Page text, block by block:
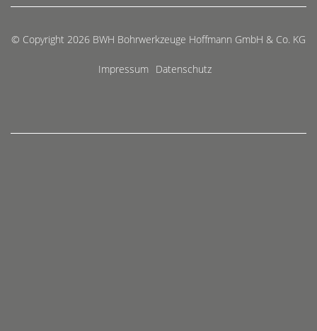
© Copyright 2026 BWH Bohrwerkzeuge Hoffmann GmbH & Co. KG
Impressum Datenschutz